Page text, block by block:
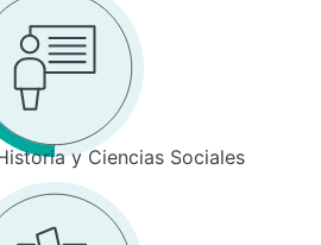
y Ciencias Sociales